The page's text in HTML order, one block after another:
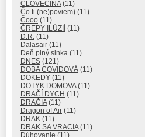
ČLOVEČINA(11)
Čo ti (ne)poviem) (11)
Čooo (11)
ČREPY ILÚZIÍ (11)
D.R. (11)
Dalasair (11)
Deň plný slnka (11)
DNES (121)
DOBA COVIDOVÁ (11)
DOKEDY (11)
DOTYK DOMOVA(11)
DRAČÍ DYCH (11)
DRAČIA(11)
Dragon of Air (11)
DRAK (11)
DRAK SA VRACIA(11)
Dúhovanie (11)